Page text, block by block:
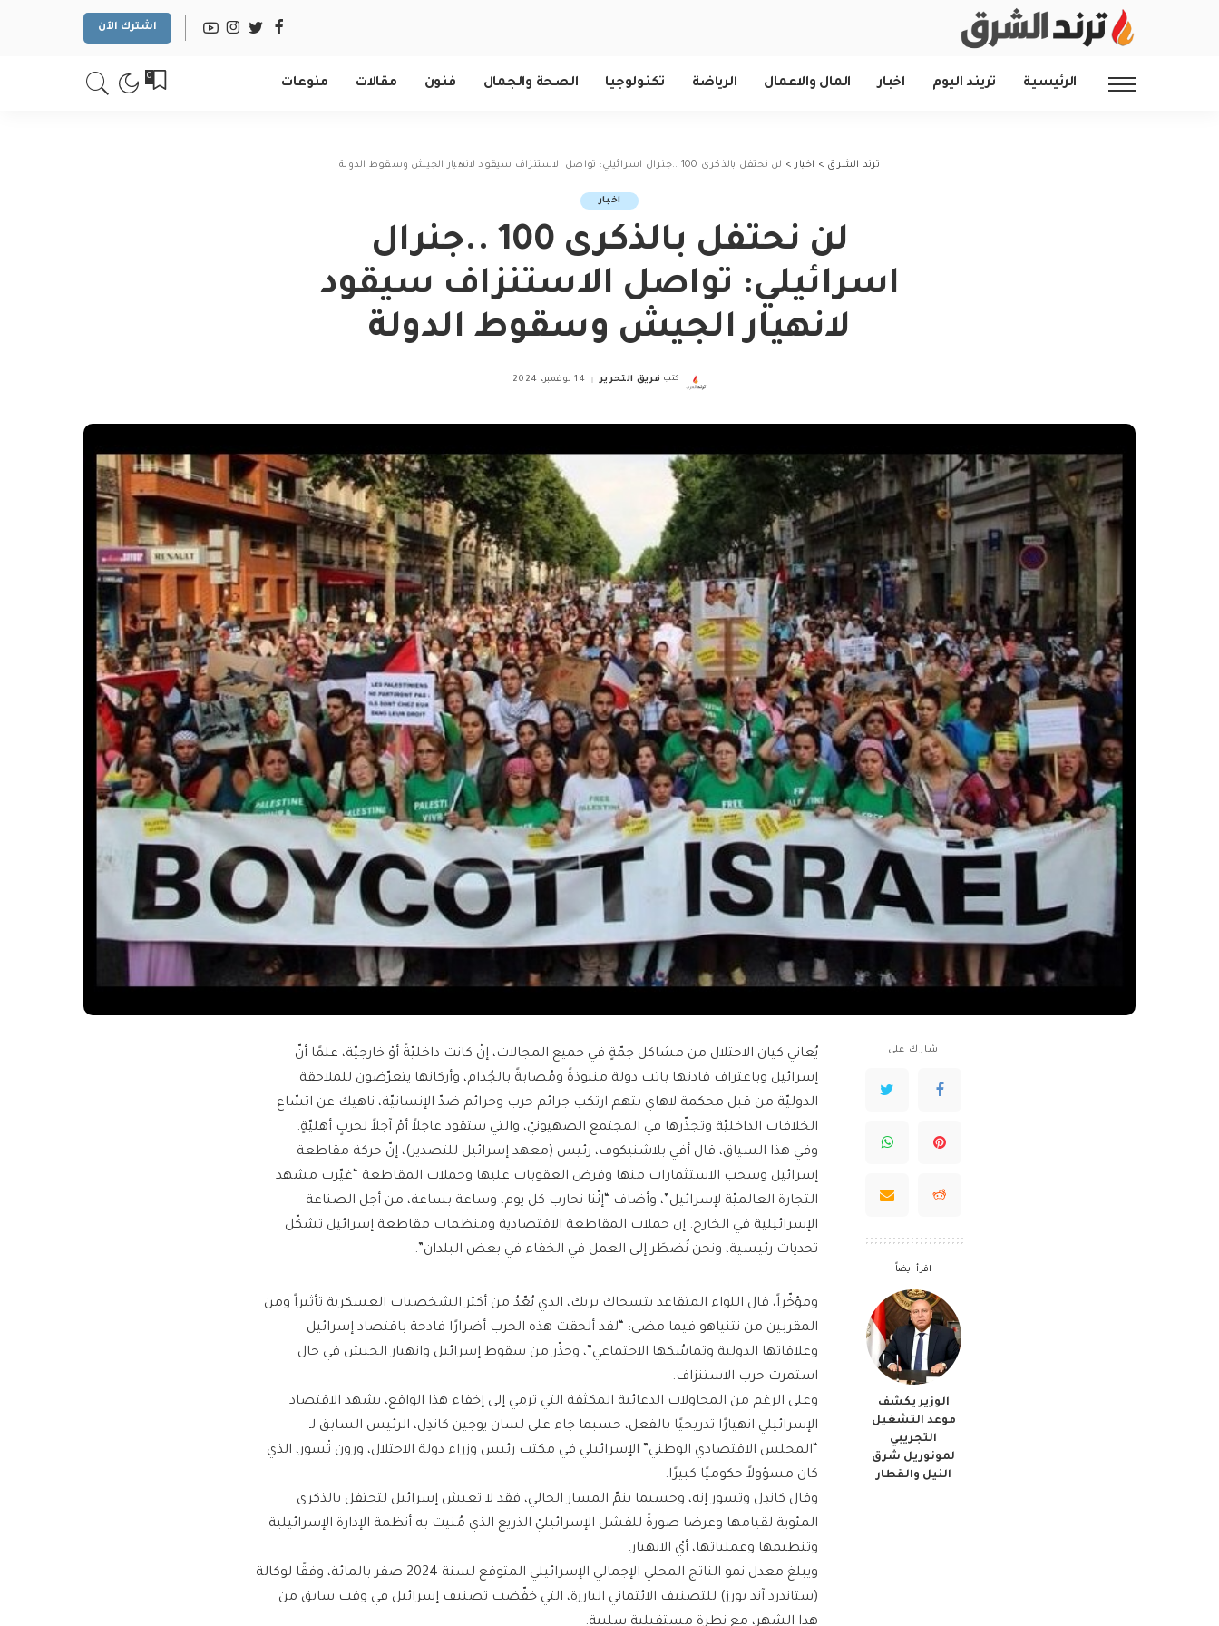
اشترك الآن
الرئيسية تريند اليوم اخبار المال والاعمال الرياضة تكنولوجيا الصحة والجمال فنون مقالات منوعات 0
ترند الشرق > اخبار > لن نحتفل بالذكرى 100 ..جنرال اسرائيلي: تواصل الاستنزاف سيقود لانهيار الجيش وسقوط الدولة
اخبار
لن نحتفل بالذكرى 100 ..جنرال
اسرائيلي: تواصل الاستنزاف سيقود
لانهيار الجيش وسقوط الدولة
Posted
كتب فريق التحرير 14 نوفمبر، 2024
شارك على
اقرأ ايضاً
الوزير يكشف
موعد التشغيل
التجريبي
لمونوريل شرق
النيل والقطار
يُعاني كيان الاحتلال من مشاكل جمّةٍ في جميع المجالات، إنْ كانت داخليّةً أوْ خارجيّة، علمًا أنّ
إسرائيل وباعتراف قادتها باتت دولة منبوذةً ومُصابةً بالجُذام، وأركانها يتعرّضون للملاحقة
الدوليّة من قبل محكمة لاهاي بتهم ارتكب جرائم حرب وجرائم ضدّ الإنسانيّة، ناهيك عن اتسّاع
الخلافات الداخليّة وتجذّرها في المجتمع الصهيونيّ، والتي ستقود عاجلاً أمْ آجلاً لحربٍ أهليّةٍ.
وفي هذا السياق، قال أفي بلاشنيكوف، رئيس (معهد إسرائيل للتصدير)، إنّ حركة مقاطعة
إسرائيل وسحب الاستثمارات منها وفرض العقوبات عليها وحملات المقاطعة “غيّرت مشهد
التجارة العالميّة لإسرائيل”، وأضاف “إنّنا نحارب كل يوم، وساعة بساعة، من أجل الصناعة
الإسرائيلية في الخارج. إن حملات المقاطعة الاقتصادية ومنظمات مقاطعة إسرائيل تشكّل
تحديات رئيسية، ونحن نُضطَر إلى العمل في الخفاء في بعض البلدان”.
ومؤخّراً، قال اللواء المتقاعد يتسحاك بريك، الذي يُعّدُ من أكثر الشخصيات العسكرية تأثيراً ومن
المقربين من نتنياهو فيما مضى: “لقد ألحقت هذه الحرب أضرارًا فادحة باقتصاد إسرائيل
وعلاقاتها الدولية وتماسُكها الاجتماعي”، وحذّر من سقوط إسرائيل وانهيار الجيش في حال
استمرت حرب الاستنزاف.
وعلى الرغم من المحاولات الدعائية المكثفة التي ترمي إلى إخفاء هذا الواقع، يشهد الاقتصاد
الإسرائيلي انهيارًا تدريجيًا بالفعل، حسبما جاء على لسان يوجين كاندِل، الرئيس السابق لـ
“المجلس الاقتصادي الوطني” الإسرائيلي في مكتب رئيس وزراء دولة الاحتلال، ورون تْسور، الذي
كان مسؤولاً حكوميًا كبيرًا.
وقال كاندِل وتسور إنه، وحسبما ينمّ المسار الحالي، فقد لا تعيش إسرائيل لتحتفل بالذكرى
المئوية لقيامها وعرضا صورةً للفشل الإسرائيليّ الذريع الذي مُنيت به أنظمة الإدارة الإسرائيلية
وتنظيمها وعملياتها، أيْ الانهيار.
ويبلغ معدل نمو الناتج المحلي الإجمالي الإسرائيلي المتوقع لسنة 2024 صفر بالمائة، وفقًا لوكالة
(ستاندرد آند بورز) للتصنيف الائتماني البارزة، التي خفّضت تصنيف إسرائيل في وقت سابق من
هذا الشهر، مع نظرة مستقبلية سلبية.